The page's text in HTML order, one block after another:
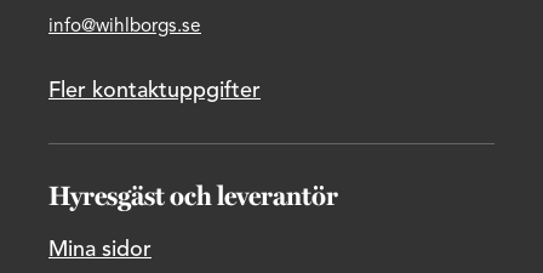
info@wihlborgs.se
Fler kontaktuppgifter
Hyresgäst och leverantör
Mina sidor